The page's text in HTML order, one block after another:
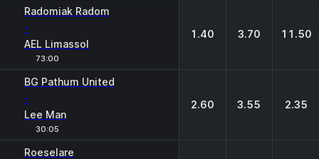
Radomiak Radom
-
AEL Limassol
73:00
1.40 3.70 11.50
BG Pathum United
-
Lee Man
30:05
2.60 3.55 2.35
Roeselare